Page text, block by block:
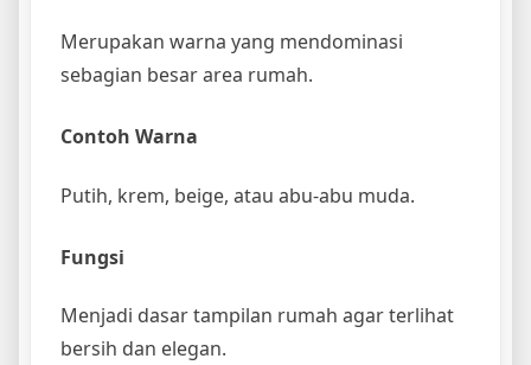
Merupakan warna yang mendominasi
sebagian besar area rumah.
Contoh Warna
Putih, krem, beige, atau abu-abu muda.
Fungsi
Menjadi dasar tampilan rumah agar terlihat
bersih dan elegan.